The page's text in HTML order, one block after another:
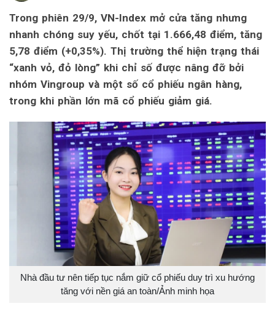
Trong phiên 29/9, VN-Index mở cửa tăng nhưng
nhanh chóng suy yếu, chốt tại 1.666,48 điểm, tăng
5,78 điểm (+0,35%). Thị trường thể hiện trạng thái
“xanh vỏ, đỏ lòng” khi chỉ số được nâng đỡ bởi
nhóm Vingroup và một số cổ phiếu ngân hàng,
trong khi phần lớn mã cổ phiếu giảm giá.
Nhà đầu tư nên tiếp tục nắm giữ cổ phiếu duy trì xu hướng
tăng với nền giá an toàn/Ảnh minh họa